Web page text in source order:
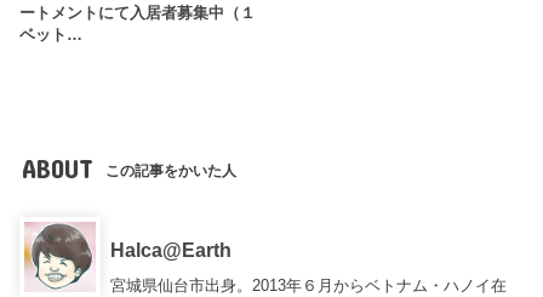
ートメントにて入居者募集中（１
ベット…
ABOUT この記事をかいた人
Halca@Earth
宮城県仙台市出身。2013年６月からベトナム・ハノイ在